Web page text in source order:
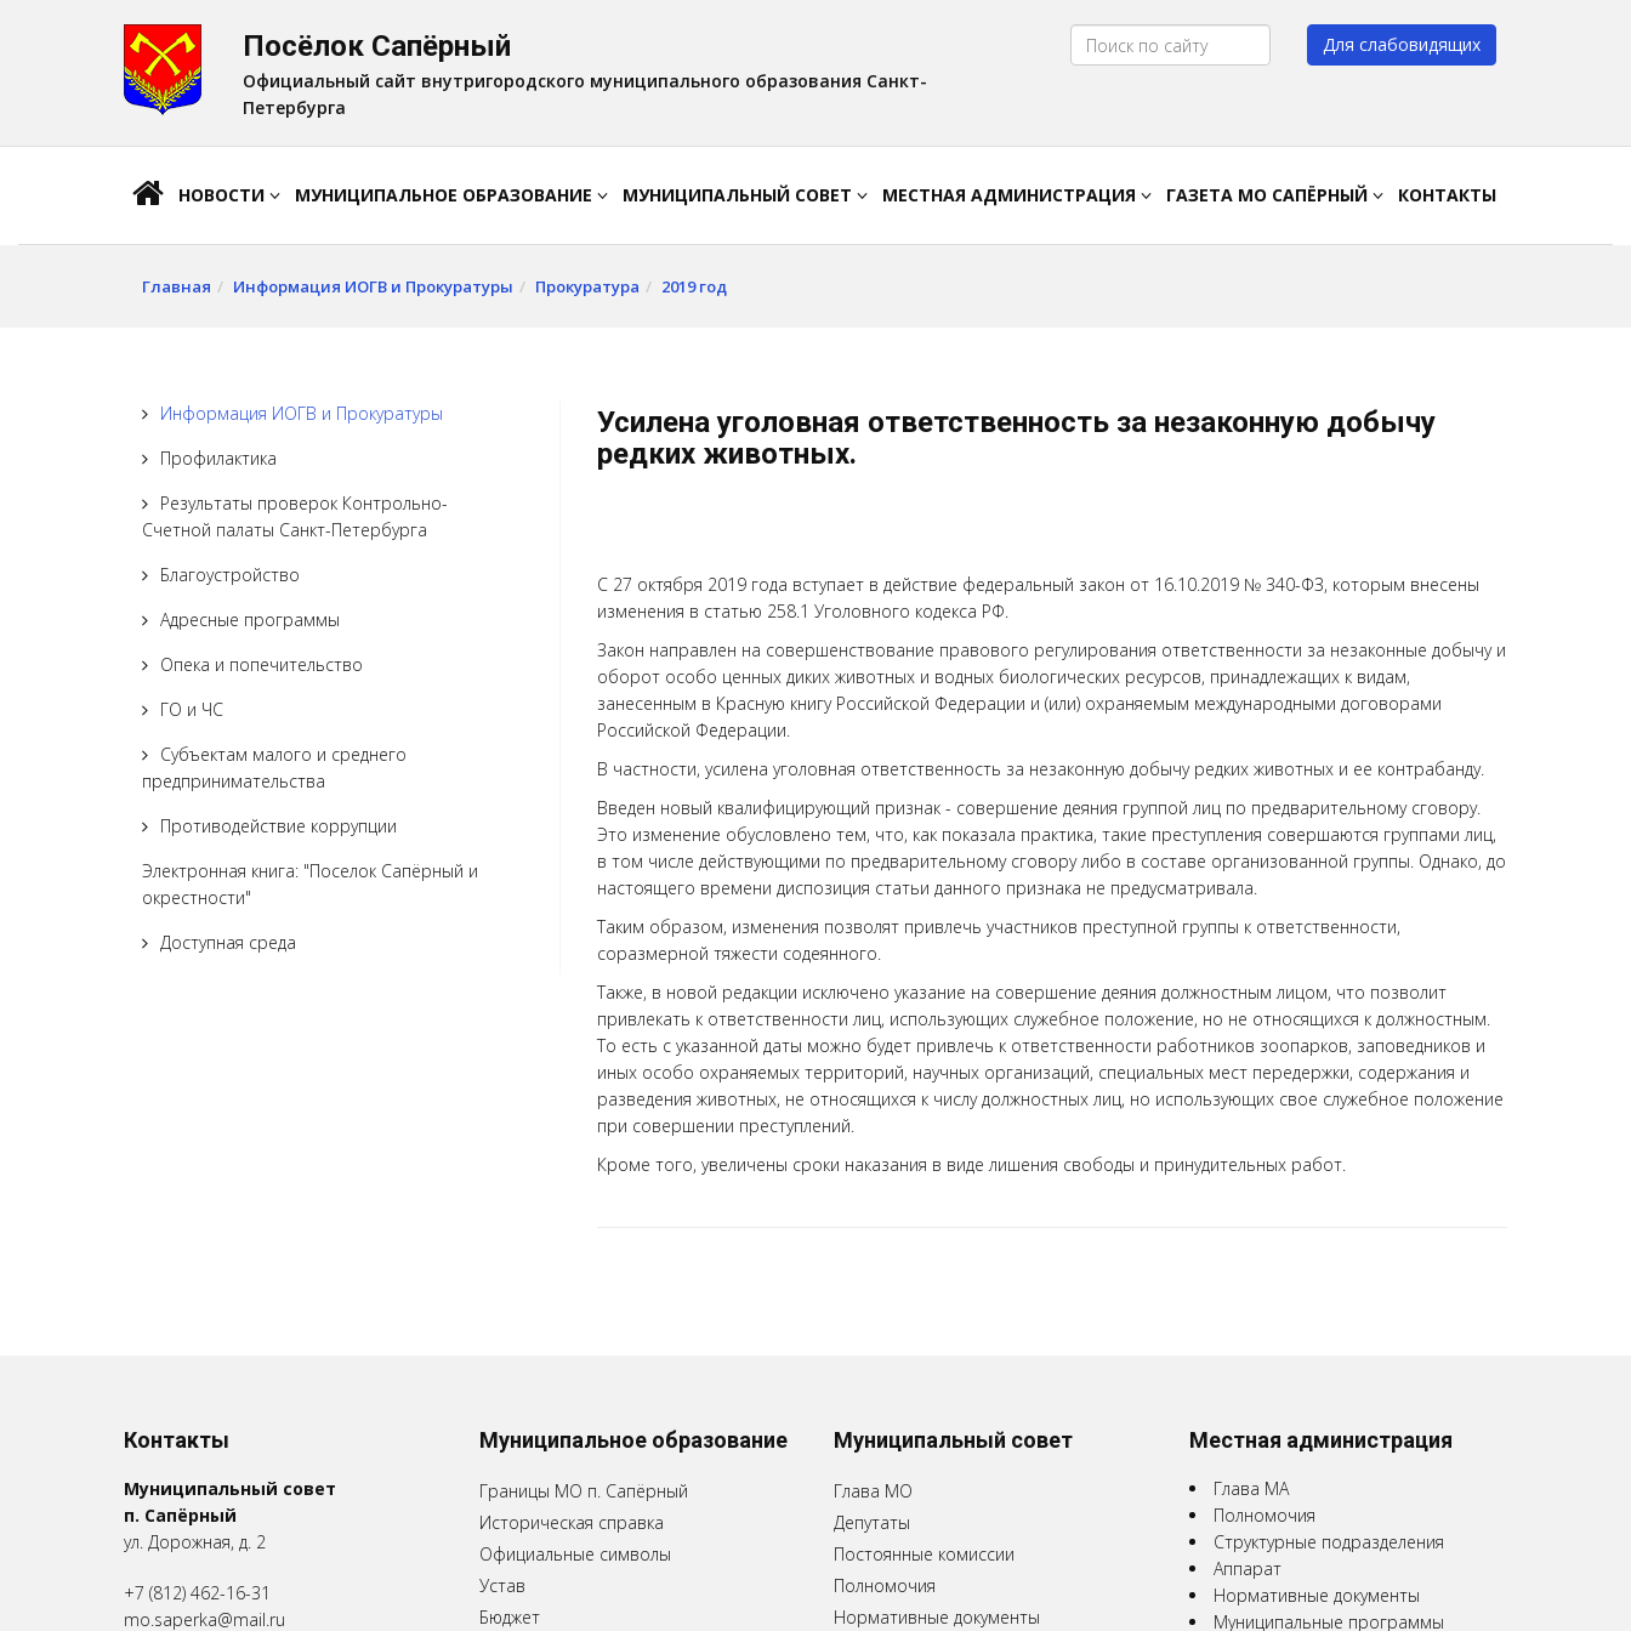
Шрифт:
A A Цвет:A A A A
Посёлок Сапёрный
Официальный сайт внутригородского муниципального образования Санкт-
Петербурга
Для слабовидящих
НОВОСТИ МУНИЦИПАЛЬНОЕ ОБРАЗОВАНИЕ МУНИЦИПАЛЬНЫЙ СОВЕТ МЕСТНАЯ АДМИНИСТРАЦИЯ ГАЗЕТА МО САПЁРНЫЙ КОНТАКТЫ
Главная Информация ИОГВ и Прокуратуры Прокуратура 2019 год
Информация ИОГВ и Прокуратуры
Профилактика
Результаты проверок Контрольно-
Счетной палаты Санкт-Петербурга
Благоустройство
Адресные программы
Опека и попечительство
ГО и ЧС
Субъектам малого и среднего
предпринимательства
Противодействие коррупции
Электронная книга: "Поселок Сапёрный и
окрестности"
Доступная среда
Усилена уголовная ответственность за незаконную добычу
редких животных.
С 27 октября 2019 года вступает в действие федеральный закон от 16.10.2019 № 340-ФЗ, которым внесены
изменения в статью 258.1 Уголовного кодекса РФ.
Закон направлен на совершенствование правового регулирования ответственности за незаконные добычу и
оборот особо ценных диких животных и водных биологических ресурсов, принадлежащих к видам,
занесенным в Красную книгу Российской Федерации и (или) охраняемым международными договорами
Российской Федерации.
В частности, усилена уголовная ответственность за незаконную добычу редких животных и ее контрабанду.
Введен новый квалифицирующий признак - совершение деяния группой лиц по предварительному сговору.
Это изменение обусловлено тем, что, как показала практика, такие преступления совершаются группами лиц,
в том числе действующими по предварительному сговору либо в составе организованной группы. Однако, до
настоящего времени диспозиция статьи данного признака не предусматривала.
Таким образом, изменения позволят привлечь участников преступной группы к ответственности,
соразмерной тяжести содеянного.
Также, в новой редакции исключено указание на совершение деяния должностным лицом, что позволит
привлекать к ответственности лиц, использующих служебное положение, но не относящихся к должностным.
То есть с указанной даты можно будет привлечь к ответственности работников зоопарков, заповедников и
иных особо охраняемых территорий, научных организаций, специальных мест передержки, содержания и
разведения животных, не относящихся к числу должностных лиц, но использующих свое служебное положение
при совершении преступлений.
Кроме того, увеличены сроки наказания в виде лишения свободы и принудительных работ.
Контакты
Муниципальный совет
п. Сапёрный
ул. Дорожная, д. 2
+7 (812) 462-16-31
mo.saperka@mail.ru
Муниципальное образование
Границы МО п. Сапёрный
Историческая справка
Официальные символы
Устав
Бюджет
Муниципальный совет
Глава МО
Депутаты
Постоянные комиссии
Полномочия
Нормативные документы
Местная администрация
Глава МА
Полномочия
Структурные подразделения
Аппарат
Нормативные документы
Муниципальные программы